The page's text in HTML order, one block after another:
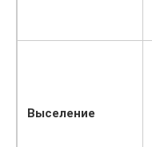
Выселение